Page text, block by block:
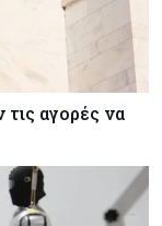
τις αγορές να